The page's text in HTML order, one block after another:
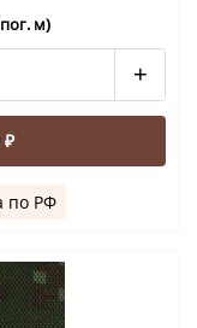
м)
+
₽
по РФ